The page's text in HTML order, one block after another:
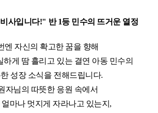
사입니다!" 반1등 민수의 뜨거운 열정
엔 자신의 확고한 꿈을 향해
하게 땀 흘리고 있는 결연 아동 민수의
성장 소식을 전해드립니다.
자님의 따뜻한 응원 속에서
마나 멋지게 자라나고 있는지 ,